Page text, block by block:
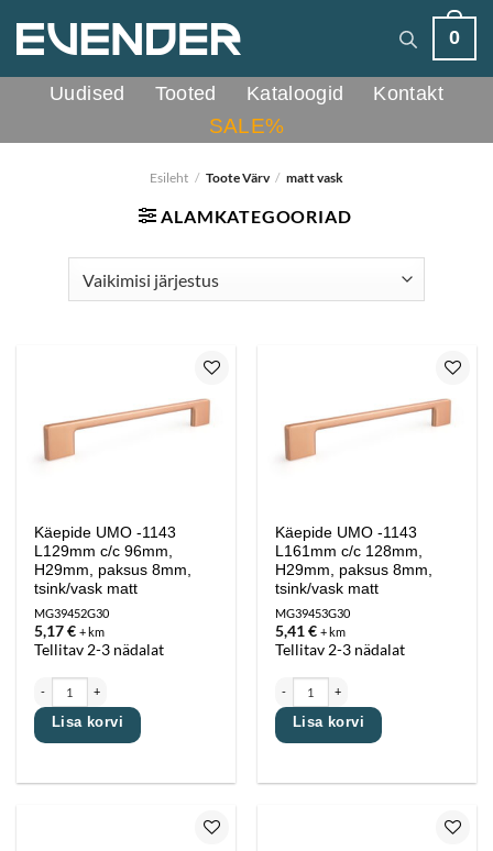
0
Uudised Tooted Kataloogid Kontakt
SALE%
Esileht / Toote Värv / matt vask
ALAMKATEGOORIAD
Lisa
lemmikutesse
Käepide UMO -1143
L129mm c/c 96mm,
H29mm, paksus 8mm,
tsink/vask matt
MG39452G30
5,17€ + km
Tellitav 2-3 nädalat
Lisa korvi
Lisa
lemmikutesse
Käepide UMO -1143
L161mm c/c 128mm,
H29mm, paksus 8mm,
tsink/vask matt
MG39453G30
5,41€ + km
Tellitav 2-3 nädalat
Lisa korvi